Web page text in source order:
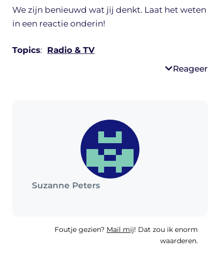
We zijn benieuwd wat jij denkt. Laat het weten
in een reactie onderin!
Topics: Radio & TV
Reageer
Suzanne Peters
Foutje gezien? Mail mij! Dat zou ik enorm
waarderen.